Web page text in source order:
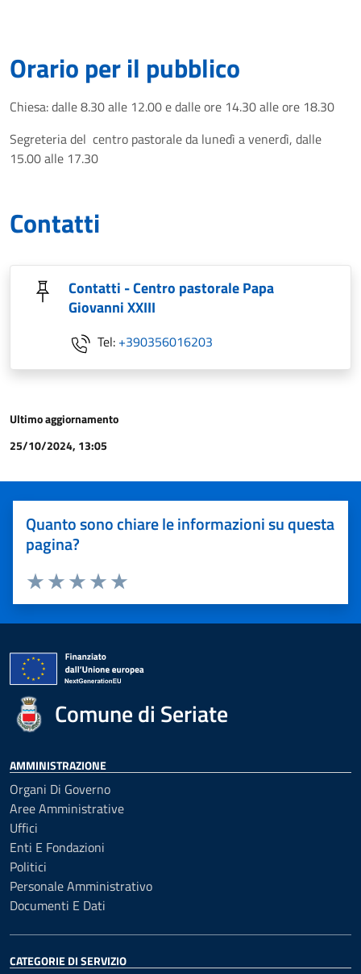
Orario per il pubblico
Chiesa: dalle 8.30 alle 12.00 e dalle ore 14.30 alle ore 18.30
Segreteria del centro pastorale da lunedì a venerdì, dalle
15.00 alle 17.30
Contatti
Contatti - Centro pastorale Papa
Giovanni XXIII
Tel: +390356016203
Ultimo aggiornamento
25/10/2024, 13:05
Quanto sono chiare le informazioni su questa
pagina?
Valuta 5 stelle su 5
Valuta 4 stelle su 5
Valuta 3 stelle su 5
Valuta 2 stelle su 5
Valuta 1 stelle su 5
Comune di Seriate
AMMINISTRAZIONE
Organi Di Governo
Aree Amministrative
Uffici
Enti E Fondazioni
Politici
Personale Amministrativo
Documenti E Dati
CATEGORIE DI SERVIZIO